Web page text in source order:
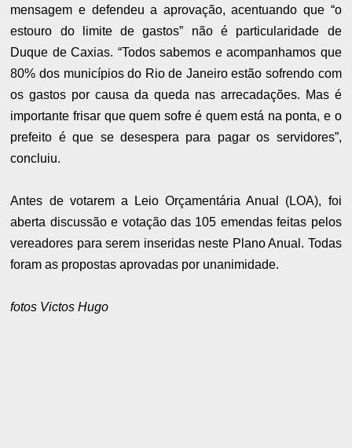
mensagem e defendeu a aprovação, acentuando que “o
estouro do limite de gastos” não é particularidade de
Duque de Caxias. “Todos sabemos e acompanhamos que
80% dos municípios do Rio de Janeiro estão sofrendo com
os gastos por causa da queda nas arrecadações. Mas é
importante frisar que quem sofre é quem está na ponta, e o
prefeito é que se desespera para pagar os servidores”,
concluiu.
Antes de votarem a Leio Orçamentária Anual (LOA), foi
aberta discussão e votação das 105 emendas feitas pelos
vereadores para serem inseridas neste Plano Anual. Todas
foram as propostas aprovadas por unanimidade.
fotos Victos Hugo